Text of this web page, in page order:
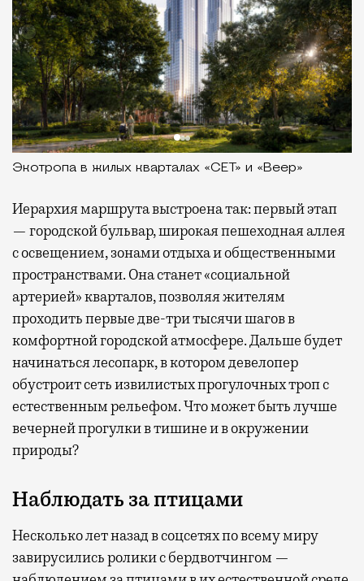
Экотропа в жилых кварталах «СЕТ» и «Веер»
Иерархия маршрута выстроена так: первый этап
— городской бульвар, широкая пешеходная аллея
с освещением, зонами отдыха и общественными
пространствами. Она станет «социальной
артерией» кварталов, позволяя жителям
проходить первые две-три тысячи шагов в
комфортной городской атмосфере. Дальше будет
начинаться лесопарк, в котором девелопер
обустроит сеть извилистых прогулочных троп с
естественным рельефом. Что может быть лучше
вечерней прогулки в тишине и в окружении
природы?
Наблюдать за птицами
Несколько лет назад в соцсетях по всему миру
завирусились ролики с бердвотчингом —